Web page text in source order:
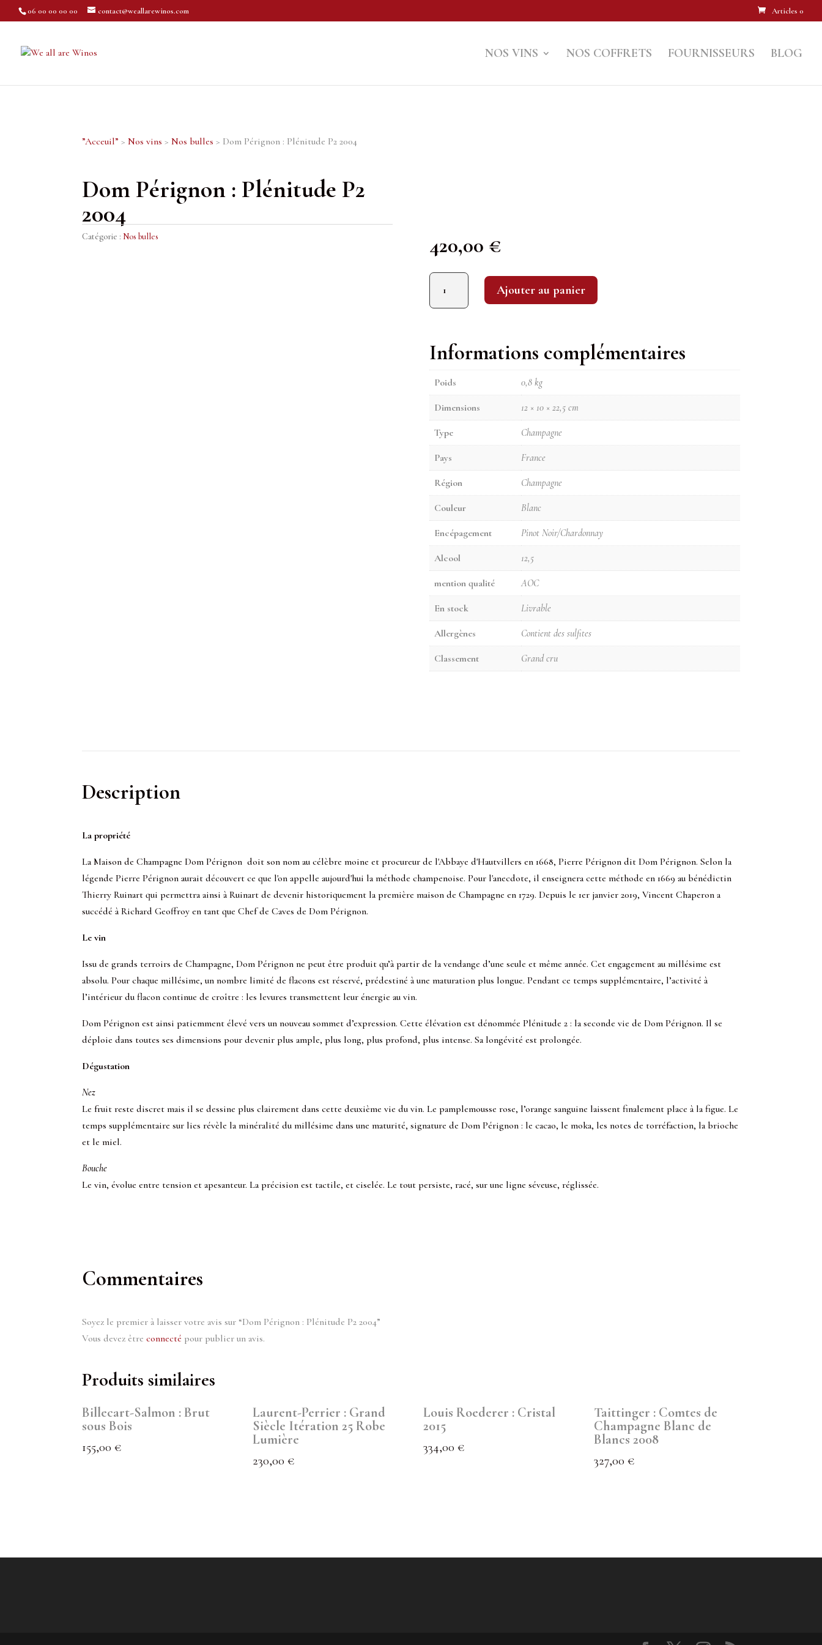
06 00 00 00 00 contact@weallarewinos.com Articles 0
NOS VINS NOS COFFRETS FOURNISSEURS BLOG
”Acceuil” >Nos vins >Nos bulles > Dom Pérignon : Plénitude P2 2004
Dom Pérignon : Plénitude P2
2004
Catégorie : Nos bulles 420,00 €
quantité de Dom Pérignon : Plénitude P2 2004
Ajouter au panier
Informations complémentaires
Poids 0,8 kg
Dimensions 12 × 10 × 22,5 cm
Type Champagne
Pays France
Région Champagne
Couleur Blanc
Encépagement Pinot Noir/Chardonnay
Alcool 12,5
mention qualité AOC
En stock Livrable
Allergènes Contient des sulfites
Classement Grand cru
Description
La propriété
La Maison de Champagne Dom Pérignon doit son nom au célèbre moine et procureur de l'Abbaye d'Hautvillers en 1668, Pierre Pérignon dit Dom Pérignon. Selon la
légende Pierre Pérignon aurait découvert ce que l'on appelle aujourd'hui la méthode champenoise. Pour l'anecdote, il enseignera cette méthode en 1669 au bénédictin
Thierry Ruinart qui permettra ainsi à Ruinart de devenir historiquement la première maison de Champagne en 1729. Depuis le 1er janvier 2019, Vincent Chaperon a
succédé à Richard Geoffroy en tant que Chef de Caves de Dom Pérignon.
Le vin
Issu de grands terroirs de Champagne, Dom Pérignon ne peut être produit qu’à partir de la vendange d’une seule et même année. Cet engagement au millésime est
absolu. Pour chaque millésime, un nombre limité de flacons est réservé, prédestiné à une maturation plus longue. Pendant ce temps supplémentaire, l’activité à
l’intérieur du flacon continue de croître : les levures transmettent leur énergie au vin.
Dom Pérignon est ainsi patiemment élevé vers un nouveau sommet d’expression. Cette élévation est dénommée Plénitude 2 : la seconde vie de Dom Pérignon. Il se
déploie dans toutes ses dimensions pour devenir plus ample, plus long, plus profond, plus intense. Sa longévité est prolongée.
Dégustation
Nez
Le fruit reste discret mais il se dessine plus clairement dans cette deuxième vie du vin. Le pamplemousse rose, l’orange sanguine laissent finalement place à la figue. Le
temps supplémentaire sur lies révèle la minéralité du millésime dans une maturité, signature de Dom Pérignon : le cacao, le moka, les notes de torréfaction, la brioche
et le miel.
Bouche
Le vin, évolue entre tension et apesanteur. La précision est tactile, et ciselée. Le tout persiste, racé, sur une ligne séveuse, réglissée.
Commentaires
Soyez le premier à laisser votre avis sur “Dom Pérignon : Plénitude P2 2004”
Vous devez êtreconnecté pour publier un avis.
Produits similaires
Billecart-Salmon : Brut
sous Bois
155,00€
Laurent-Perrier : Grand
Siècle Itération 25 Robe
Lumière
230,00€
Louis Roederer : Cristal
2015
334,00€
Taittinger : Comtes de
Champagne Blanc de
Blancs 2008
327,00€